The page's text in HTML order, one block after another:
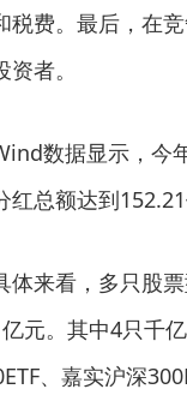
税费。最后，在
者。
数据显示，今
红总额达到
体来看，多只股
元。其中4只千
、嘉实沪深